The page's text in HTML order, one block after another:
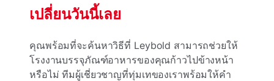
เปลี่ยนวันนี้เลย
คุณพร้อมที่จะค้นหาวิธีที่ Leybold สามารถช่วยให้
โรงงานบรรจุภัณฑ์อาหารของคุณก้าวไปข้างหน้า
หรือไม่ ทีมผู้เชี่ยวชาญที่ทุ่มเทของเราพร้อมให้คํา